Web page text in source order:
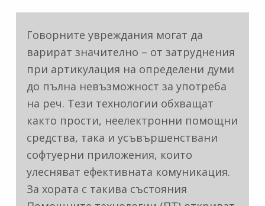
Говорните увреждания могат да
варират значително – от затруднения
при артикулация на определени думи
до пълна невъзможност за употреба
на реч. Тези технологии обхващат
както прости, неелектронни помощни
средства, така и усъвършенствани
софтуерни приложения, които
улесняват ефективната комуникация.
За хората с такива състояния